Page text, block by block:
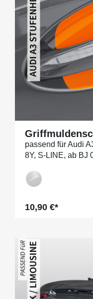
passend für Audi
8Y, S-LINE, ab BJ
Regulärer Preis:
10,90 €*